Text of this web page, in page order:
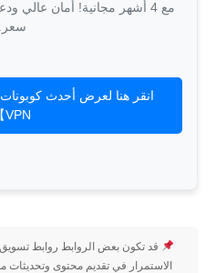
مع 4 أشهر مجانية! أمان
سعر.
VPN】
قد تكون بعض الروابط روابط تسويق
الاستمرار في تقديم محتوى وتحديثات